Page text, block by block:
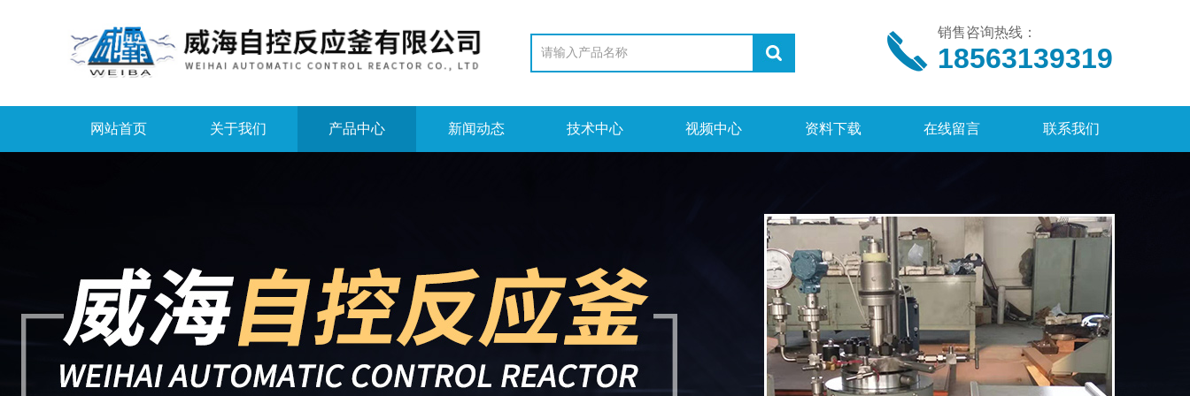
销售咨询热线：
18563139319
网站首页 关于我们 产品中心 新闻动态 技术中心 视频中心 资料下载 在线留言 联系我们